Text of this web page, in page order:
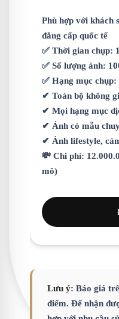
Phù hợp với khách
đẳng cấp quốc tế
✅ Thời gian chụp:
✅ Số lượng ảnh:
✅ Hạng mục chụp:
✔ Toàn bộ không
✔ Mọi hạng mục
✔ Ảnh có mẫu
✔ Ảnh lifestyle,
💸 Chi phí:
mô)
Lưu ý: Báo giá
điểm. Để nhận